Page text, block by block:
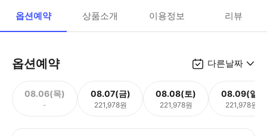
옵션예약 상품소개 이용정보 리뷰
옵션예약 다른날짜
08.06(목)
-
08.07(금)
221,978원
08.08(토)
221,978원
08.09(일)
221,978원